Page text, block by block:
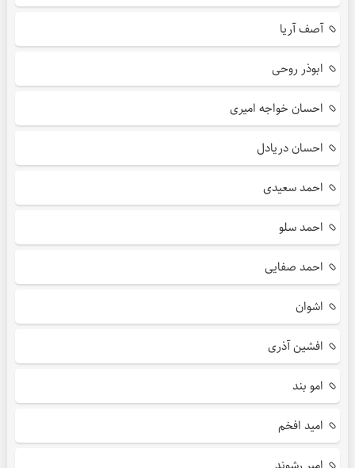
آصف آریا
ابوذر روحی
احسان خواجه امیری
احسان دریادل
احمد سعیدی
احمد سلو
احمد صفایی
اشوان
افشین آذری
امو بند
امید افخم